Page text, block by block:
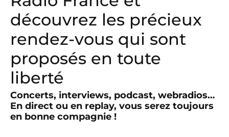
découvrez les précieux
rendez-vous qui sont
proposés en toute
liberté
Concerts, interviews, podcast, webradios…
En direct ou en replay, vous serez toujours
en bonne compagnie !